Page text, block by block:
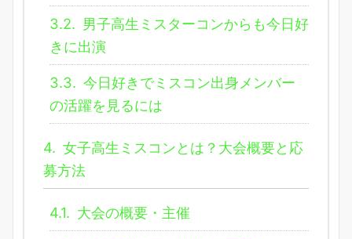
3.2. 男子高生ミスターコンからも今日好
きに出演
3.3. 今日好きでミスコン出身メンバー
の活躍を見るには
4. 女子高生ミスコンとは？大会概要と応
募方法
4.1. 大会の概要・主催